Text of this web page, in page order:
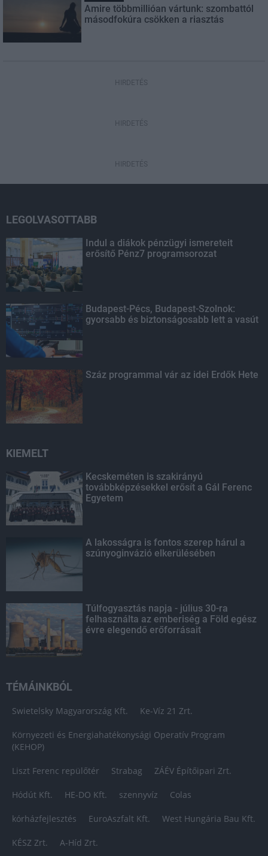
Amire többmillióan vártunk: szombattól
másodfokúra csökken a riasztás
HIRDETÉS
HIRDETÉS
HIRDETÉS
LEGOLVASOTTABB
Indul a diákok pénzügyi ismereteit
erősítő Pénz7 programsorozat
Budapest-Pécs, Budapest-Szolnok:
gyorsabb és biztonságosabb lett a vasút
Száz programmal vár az idei Erdők Hete
KIEMELT
Kecskeméten is szakirányú
továbbképzésekkel erősít a Gál Ferenc
Egyetem
A lakosságra is fontos szerep hárul a
szúnyoginvázió elkerülésében
Túlfogyasztás napja - július 30-ra
felhasználta az emberiség a Föld egész
évre elegendő erőforrásait
TÉMÁINKBÓL
Swietelsky Magyarország Kft. Ke-Víz 21 Zrt.
Környezeti és Energiahatékonysági Operatív Program
(KEHOP)
Liszt Ferenc repülőtér Strabag ZÁÉV Építőipari Zrt.
Hódút Kft. HE-DO Kft. szennyvíz Colas
kórházfejlesztés EuroAszfalt Kft. West Hungária Bau Kft.
KÉSZ Zrt. A-Híd Zrt.